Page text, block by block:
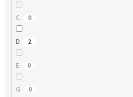
C 0
D 2
E 0
G 0